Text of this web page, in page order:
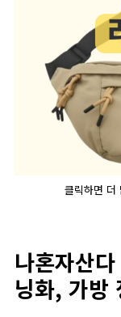
클릭하면 더
나혼자산
닝화, 가방